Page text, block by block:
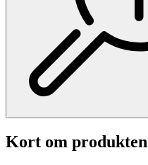
Kort om produkten